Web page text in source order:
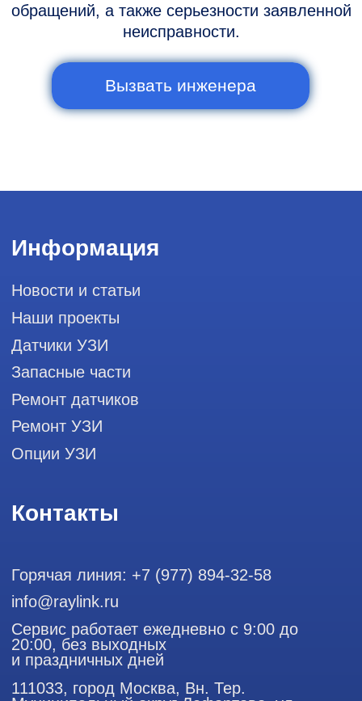
Сервис работает ежедневно с 9:00 до
111033, город Москва, Вн. Тер.
Муниципальный округ Лефортово, ул.
Золоторожский Вал, д 11, стр. 26, RayLink -
Сервис УЗИ
info@raylink.ru
Использование материалов данного сайта разрешено
представленная на сайте, ни при каких условиях не
является публичной офертой, определяемой положениями
Продолжая работу с сайтом, вы даете согласие на
использование сайтом cookies и обработку персональных
данных в целях функционирования сайта, проведения
ретаргетинга, статистических исследований, улучшения
сервиса и предоставления релевантной рекламной
информации на основе ваших предпочтений и интересов.
Профессиональный сервис ремонта
аппаратов ультразвуковой
диагностики, запасных частей и
датчиков
111033, город Москва, Вн. Тер. Муниципальный округ
Политика конфиденциальности